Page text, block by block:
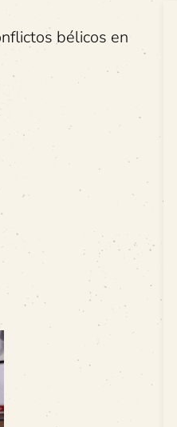
bélicos en